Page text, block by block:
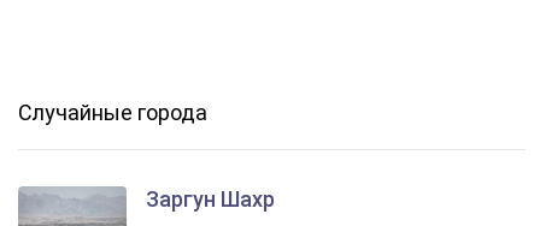
Случайные города
Заргун Шахр